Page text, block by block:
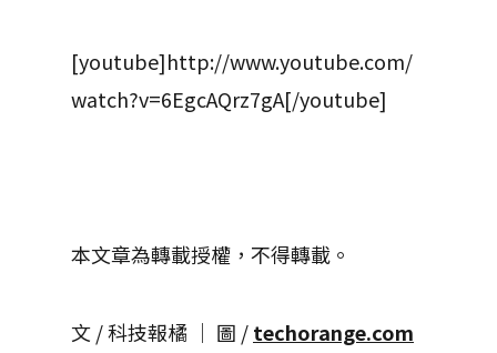
[youtube]http://www.youtube.com/
watch?v=6EgcAQrz7gA[/youtube]
本文章為轉載授權，不得轉載。
文 / 科技報橘 │ 圖 /techorange.com